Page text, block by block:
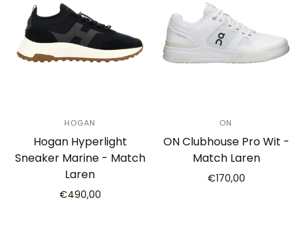
HOGAN
Hogan Hyperlight
Sneaker Marine - Match
Laren
€490,00
ON
ON Clubhouse Pro Wit -
Match Laren
€170,00